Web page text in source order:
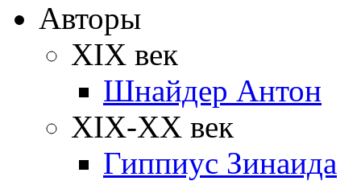
Авторы
XIX век
Шнайдер Антон
XIX-XX век
Гиппиус Зинаида